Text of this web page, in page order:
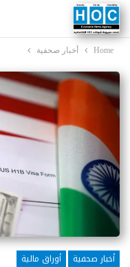
Home أخبار صحفية
أخبار صحفية
أوراق مالية